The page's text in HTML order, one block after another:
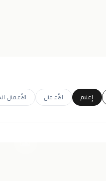
إعلام الأعمال الأعمال